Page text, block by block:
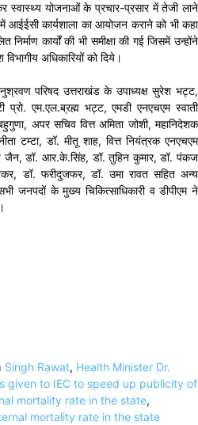
स्वास्थ्य योजनाओं के प्रचार-प्रसार में तेजी लाने
आईईसी कार्यशाला का आयोजन कराने को भी कहा
कार्यों की भी समीक्षा की गई जिसमें उन्होंने
अधिकारियों को दिये।
परिषद उत्तराखंड के उपाध्यक्ष सुरेश भट्ट,
प्रो. एम.एल.ब्रह्म भट्ट, एमडी एनएचएम स्वाती
अपर सचिव वित्त अमिता जोशी, महानिदेशक
टम्टा, डॉ. मीतू शाह, वित्त नियंत्रक एनएचएम
जैन, डॉ. आर.के.सिंह, डॉ. तुहिन कुमार, डॉ. पंकज
डॉ. फरीदुजफर, डॉ. उमा रावत सहित अन्य
जनपदों के मुख्य चिकित्साधिकारी व डीपीएम ने
Singh Rawat, Health Minister Dr.
given to IEC to speed up publicity of
mortality rate in the state,
mortality rate in the state